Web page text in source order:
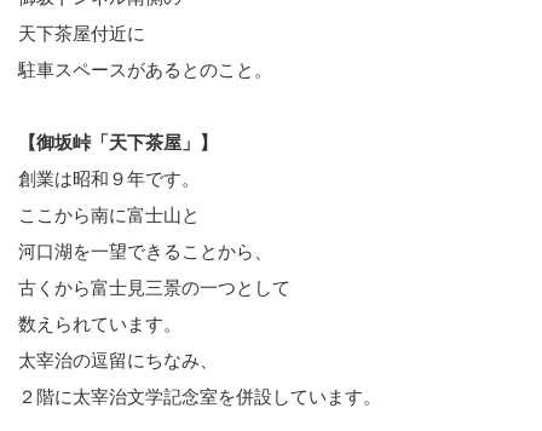
天下茶屋付近に
駐車スペースがあるとのこと。
【御坂峠「天下茶屋」】
創業は昭和９年です。
ここから南に富士山と
河口湖を一望できることから、
古くから富士見三景の一つとして
数えられています。
太宰治の逗留にちなみ、
２階に太宰治文学記念室を併設しています。